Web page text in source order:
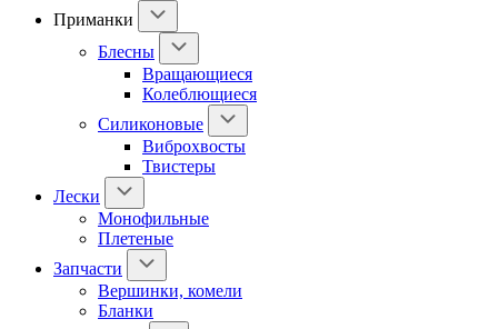
Приманки
Блесны
Вращающиеся
Колеблющиеся
Силиконовые
Виброхвосты
Твистеры
Лески
Монофильные
Плетеные
Запчасти
Вершинки, комели
Бланки